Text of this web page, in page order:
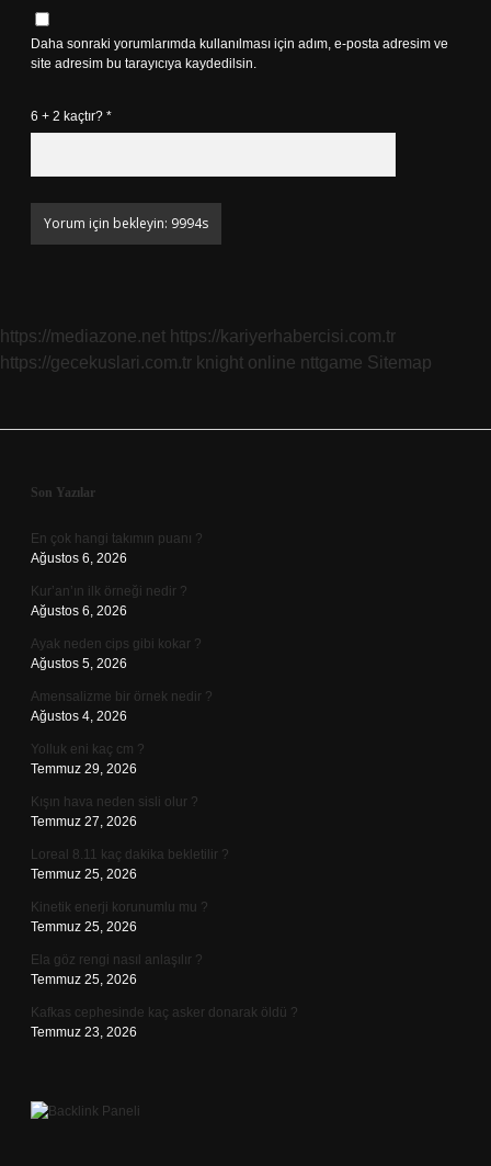
Daha sonraki yorumlarımda kullanılması için adım, e-posta adresim ve
site adresim bu tarayıcıya kaydedilsin.
6 + 2 kaçtır? *
https://mediazone.net https://kariyerhabercisi.com.tr
https://gecekuslari.com.tr knight online nttgame Sitemap
Sidebar
Son Yazılar
En çok hangi takımın puanı ?
Ağustos 6, 2026
Kur’an’ın ilk örneği nedir ?
Ağustos 6, 2026
Ayak neden cips gibi kokar ?
Ağustos 5, 2026
Amensalizme bir örnek nedir ?
Ağustos 4, 2026
Yolluk eni kaç cm ?
Temmuz 29, 2026
Kışın hava neden sisli olur ?
Temmuz 27, 2026
Loreal 8.11 kaç dakika bekletilir ?
Temmuz 25, 2026
Kinetik enerji korunumlu mu ?
Temmuz 25, 2026
Ela göz rengi nasıl anlaşılır ?
Temmuz 25, 2026
Kafkas cephesinde kaç asker donarak öldü ?
Temmuz 23, 2026